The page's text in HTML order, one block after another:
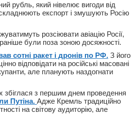
рубль, який нівелює вигоди від
експорт і змушують Росію
розсіювати авіацію Росії,
були поза зоною досяжності.
сотні ракет і дронів по РФ. З його
відповідати на російські масовані
але планують наздогнати
з першим днем ​​проведення
Путіна. Адже Кремль традиційно
на світову аудиторію, але